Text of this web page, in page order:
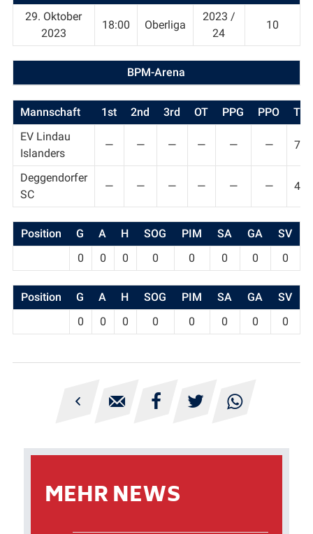
29. Oktober
2023
18:00 Oberliga
2023 /
24
10
BPM-Arena
Mannschaft 1st 2nd 3rd OT PPG PPO
T
EV Lindau
Islanders
— — — — — — 7
Deggendorfer
SC
— — — — — — 4
Position G A H SOG PIM SA GA
SV
0
0 0 0 0 0 0 0
Position G A H SOG PIM SA GA
SV
0
0 0 0 0 0 0 0
    
MEHR NEWS